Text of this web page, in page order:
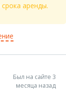
аренды.
Был на сайте 3
месяца назад